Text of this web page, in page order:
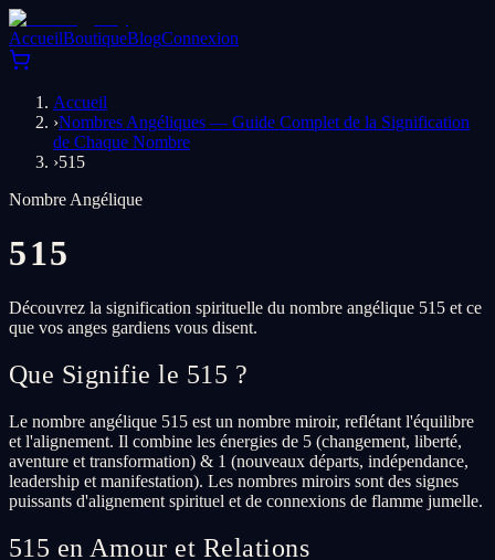
AccueilBoutiqueBlogConnexion
Accueil
›Nombres Angéliques — Guide Complet de la Signification
de Chaque Nombre
›515
Nombre Angélique
515
Découvrez la signification spirituelle du nombre angélique 515 et ce
que vos anges gardiens vous disent.
Que Signifie le 515 ?
Le nombre angélique 515 est un nombre miroir, reflétant l'équilibre
et l'alignement. Il combine les énergies de 5 (changement, liberté,
aventure et transformation) & 1 (nouveaux départs, indépendance,
leadership et manifestation). Les nombres miroirs sont des signes
puissants d'alignement spirituel et de connexions de flamme jumelle.
515 en Amour et Relations